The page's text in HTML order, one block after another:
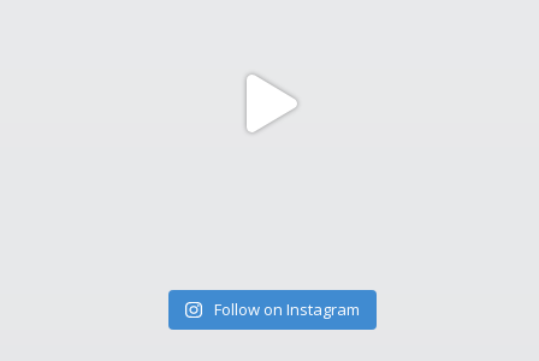
Follow on Instagram